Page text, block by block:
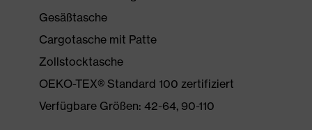
Gesäßtasche
Cargotasche mit Patte
Zollstocktasche
OEKO-TEX® Standard 100 zertifiziert
Verfügbare Größen: 42-64, 90-110